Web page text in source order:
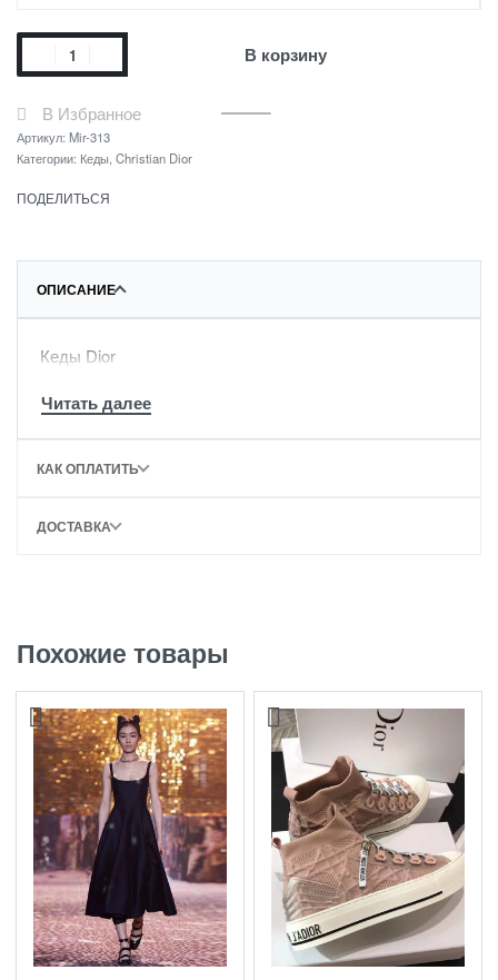
В корзину
В Избранное
Артикул: Mir-313
Категории: Кеды Christian Dior
ПОДЕЛИТЬСЯ
ОПИСАНИЕ
Кеды Dior
КАК ОПЛАТИТЬ
ДОСТАВКА
Похожие товары